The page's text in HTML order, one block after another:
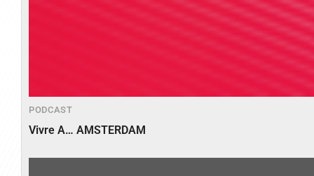
PODCAST
Vivre A… AMSTERDAM